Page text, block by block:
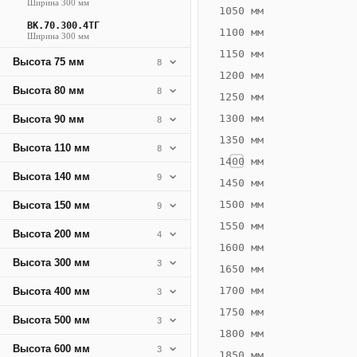
Ширина 300 мм
ВК.70.300.4ТГ
Ширина 300 мм
Высота 75 мм 8
Высота 80 мм 8
Высота 90 мм 8
Высота 110 мм 8
Высота 140 мм 9
Высота 150 мм 9
Высота 200 мм 4
Высота 300 мм 3
Высота 400 мм 3
Высота 500 мм 3
Высота 600 мм 3
458
Вт
13.85
кг
Добавить
цене
конвектора
Оцинковка
24 433
₽
без решётки
1050 мм
1100 мм
1150 мм
1200 мм
1250 мм
1300 мм
1350 мм
1400 мм
1450 мм
1500 мм
1550 мм
1600 мм
1650 мм
1700 мм
1750 мм
1800 мм